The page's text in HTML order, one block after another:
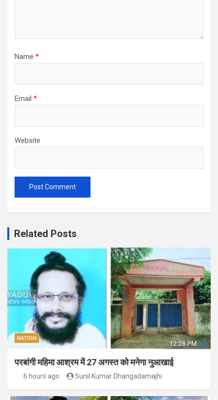
Name *
Email *
Website
Related Posts
NATION
परबांगी महिमा आश्रम में 27 अगस्त को मनेगा नुआखाई
6 hours ago Sunil Kumar Dhangadamajhi